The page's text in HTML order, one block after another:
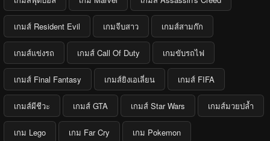
เกมส์ Resident Evil เกมจีบสาว เกมส์สามก๊ก
เกมส์แข่งรถ เกมส์ Call Of Duty เกมขับรถไฟ
เกมส์ Final Fantasy เกมส์ยิงเอเลี่ยน เกมส์ FIFA
เกมส์ผีชีวะ เกมส์ GTA เกมส์ Star Wars เกมส์มวยปล้ำ
เกม Lego เกม Far Cry เกม Pokemon